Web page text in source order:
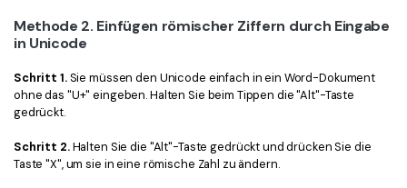
Methode 2. Einfügen römischer Ziffern durch Eingabe
in Unicode
Schritt 1.Sie müssen den Unicode einfach in ein Word-Dokument
ohne das "U+" eingeben. Halten Sie beim Tippen die "Alt"-Taste
gedrückt.
Schritt 2.Halten Sie die "Alt"-Taste gedrückt und drücken Sie die
Taste "X", um sie in eine römische Zahl zu ändern.